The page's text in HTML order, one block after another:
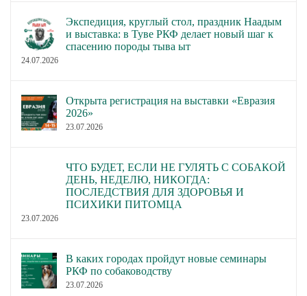
Экспедиция, круглый стол, праздник Наадым
и выставка: в Туве РКФ делает новый шаг к
спасению породы тыва ыт
24.07.2026
Открыта регистрация на выставки «Евразия
2026»
23.07.2026
ЧТО БУДЕТ, ЕСЛИ НЕ ГУЛЯТЬ С СОБАКОЙ
ДЕНЬ, НЕДЕЛЮ, НИКОГДА:
ПОСЛЕДСТВИЯ ДЛЯ ЗДОРОВЬЯ И
ПСИХИКИ ПИТОМЦА
23.07.2026
В каких городах пройдут новые семинары
РКФ по собаководству
23.07.2026